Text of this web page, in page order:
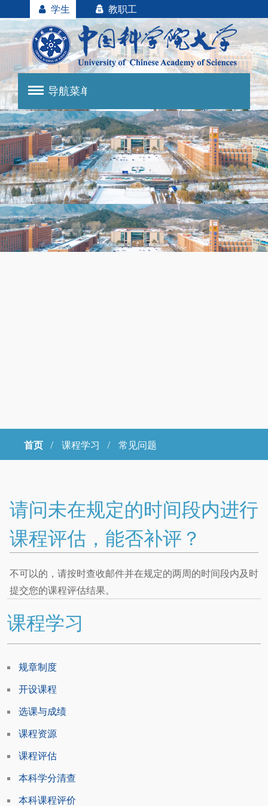
学生 教职工
首页 / 课程学习 / 常见问题
请问未在规定的时间段内进行
课程评估，能否补评？
不可以的，请按时查收邮件并在规定的两周的时间段内及时
提交您的课程评估结果。
课程学习
规章制度
开设课程
选课与成绩
课程资源
课程评估
本科学分清查
本科课程评价